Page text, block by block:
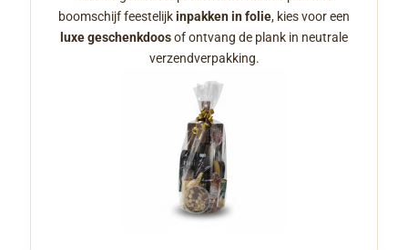
boomschijf feestelijkinpakken in folie, kies voor een
luxe geschenkdoosof ontvang de plank in neutrale
verzendverpakking.